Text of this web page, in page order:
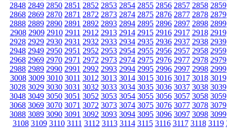
2848 2849 2850 2851 2852 2853 2854 2855 2856 2857 2858 2859
2868 2869 2870 2871 2872 2873 2874 2875 2876 2877 2878 2879
2888 2889 2890 2891 2892 2893 2894 2895 2896 2897 2898 2899
2908 2909 2910 2911 2912 2913 2914 2915 2916 2917 2918 2919
2928 2929 2930 2931 2932 2933 2934 2935 2936 2937 2938 2939
2948 2949 2950 2951 2952 2953 2954 2955 2956 2957 2958 2959
2968 2969 2970 2971 2972 2973 2974 2975 2976 2977 2978 2979
2988 2989 2990 2991 2992 2993 2994 2995 2996 2997 2998 2999
3008 3009 3010 3011 3012 3013 3014 3015 3016 3017 3018 3019
3028 3029 3030 3031 3032 3033 3034 3035 3036 3037 3038 3039
3048 3049 3050 3051 3052 3053 3054 3055 3056 3057 3058 3059
3068 3069 3070 3071 3072 3073 3074 3075 3076 3077 3078 3079
3088 3089 3090 3091 3092 3093 3094 3095 3096 3097 3098 3099
3108 3109 3110 3111 3112 3113 3114 3115 3116 3117 3118 3119